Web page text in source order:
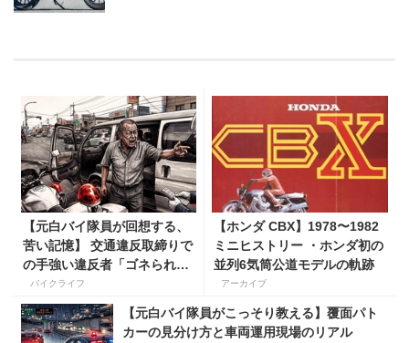
【元白バイ隊員が回想する、
苦い記憶】 交通違反取締りで
の手強い違反者「ゴネられス
トーリー」
バイクライフ
【ホンダ CBX】1978〜1982
ミニヒストリー ・ホンダ初の
並列6気筒公道モデルの軌跡
アーカイブ
【元白バイ隊員がこっそり教える】覆面パト
カーの見分け方と車両運用現場のリアル